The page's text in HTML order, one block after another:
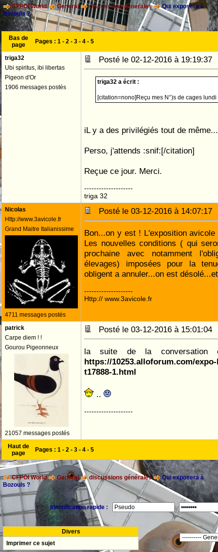
CFPOI World General discussions générales
Qui exposera à
Bozouls ?
Bas de
page
Pages : 1 - 2 - 3 - 4 - 5
triga32
Ubi spiritus, ibi libertas
Pigeon d'Or
1906 messages postés
Posté le 02-12-2016 à
triga32 a écrit :
[citation=nono]Reçu mes N°)s de cages
iL y a des privilégiés tout de
Perso, j'attends :snif:[/citation]
Reçue ce jour. Merci.
--------------------
triga 32
Nicolas
Http://www.3avicole.fr
Grand Maitre Italianissime
4711 messages postés
Posté le 03-12-2016 à
Bon...on y est ! L'exposition
Les nouvelles conditions ( qui
prochaine avec notamment
élevages) imposées pour la
obligent a annuler...on est
--------------------
Http:// www.3avicole.fr
patrick
Carpe diem ! !
Gourou Pigeonneux
21057 messages postés
Posté le 03-12-2016 à
la suite de la
https://10253.alloforum.com/
t17888-1.html
..
--------------------
Haut de
page
Pages : 1 - 2 - 3 - 4 - 5
CFPOI World General discussions générales
Qui exposera à
Bozouls ?
Identification rapide :
Divers
Imprimer ce sujet